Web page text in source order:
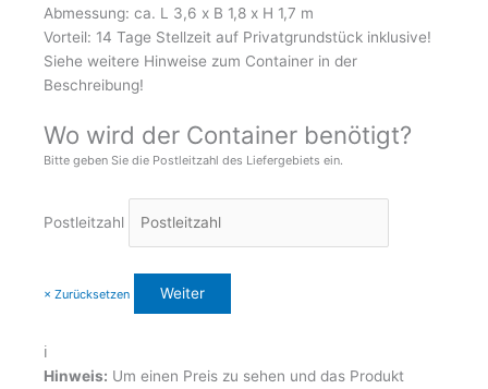
Abmessung: ca. L 3,6 x B 1,8 x H 1,7 m
Vorteil: 14 Tage Stellzeit auf Privatgrundstück inklusive!
Siehe weitere Hinweise zum Container in der
Beschreibung!
Wo wird der Container benötigt?
Bitte geben Sie die Postleitzahl des Liefergebiets ein.
Postleitzahl
× Zurücksetzen
ℹ️
Hinweis: Um einen Preis zu sehen und das Produkt